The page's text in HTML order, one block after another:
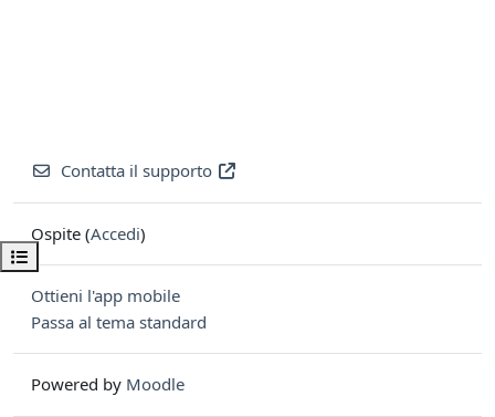
Apri indice del corso
Contatta il supporto
Ospite (Accedi)
Ottieni l'app mobile
Passa al tema standard
Powered by Moodle